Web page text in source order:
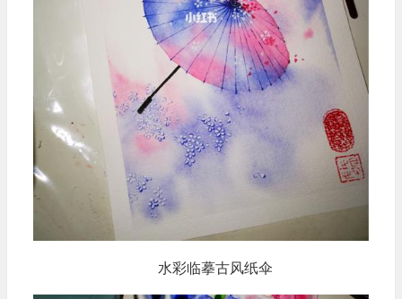
水彩临摹古风纸伞